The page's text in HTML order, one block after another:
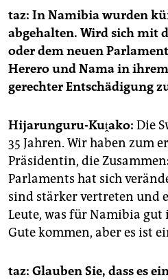
taz: In Namibia wurden
abgehalten. Wird sich mit
oder dem neuen
Herero und Nama in
gerechter Entschädigung
Hijarunguru-Kuṱako: Die
35 Jahren. Wir haben zum
Präsidentin, die
Parlaments hat sich
sind stärker vertreten und
Leute, was für Namibia gut
Gute kommen, aber es ist
taz: Glauben Sie, dass es